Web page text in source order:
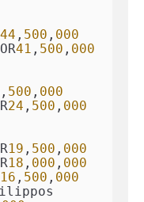
44 , 500 , 000
41 , 500 , 000
, 500 , 000
24 , 500 , 000
19 , 500 , 000
18 , 000 , 000
16 , 500 , 000
Filippos